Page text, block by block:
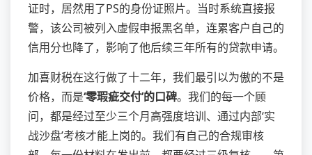
证时，居然用了PS的身份证照片。当时系统直接报
警，该公司被列入虚假申报黑名单，连累客户自己的
信用分也降了，影响了他后续三年所有的贷款申请。
加喜财税在这行做了十二年，我们最引以为傲的不是
价格，而是‘零瑕疵交付’的口碑。我们的每一个顾
问，都是经过至少三个月高强度培训、通过内部‘实
战沙盘’考核才能上岗的。我们有自己的合规审核